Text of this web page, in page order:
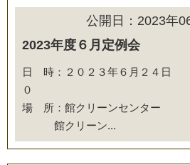
公開日：2023年
2023年度６月定例会
日 時：２０２３年６月２４日
０
場 所：館クリーンセンター
館クリーン...